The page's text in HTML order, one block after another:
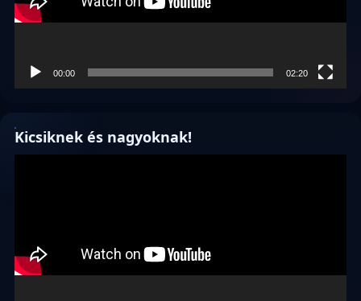
00:00 02:20
Kicsiknek és nagyoknak!